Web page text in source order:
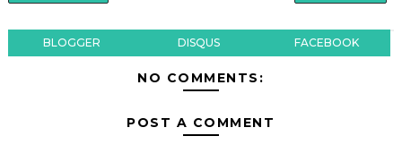
BLOGGER DISQUS FACEBOOK
NO COMMENTS:
POST A COMMENT